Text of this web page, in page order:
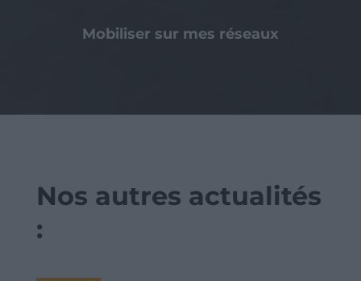
Mobiliser sur mes réseaux
Nos autres actualités
: